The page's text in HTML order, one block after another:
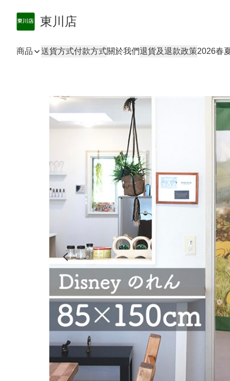
東川店
商品 送貨方式付款方式關於我們退貨及退款政策2026春